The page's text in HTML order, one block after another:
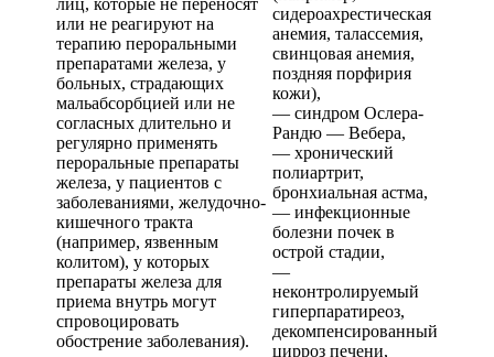
или не реагируют на
терапию пероральными
препаратами железа, у
больных, страдающих
мальабсорбцией или не
согласных длительно и
регулярно применять
пероральные препараты
железа, у пациентов с
заболеваниями, желудочно-
кишечного тракта
(например, язвенным
колитом), у которых
препараты железа для
приема внутрь могут
спровоцировать
обострение заболевания).
сидероахрестическая
анемия, талассемия,
свинцовая анемия,
поздняя порфирия
кожи),
— синдром Ослера-
Рандю — Вебера,
— хронический
полиартрит,
бронхиальная астма,
— инфекционные
болезни почек в
острой стадии,
—
неконтролируемый
гиперпаратиреоз,
декомпенсированный
цирроз печени,